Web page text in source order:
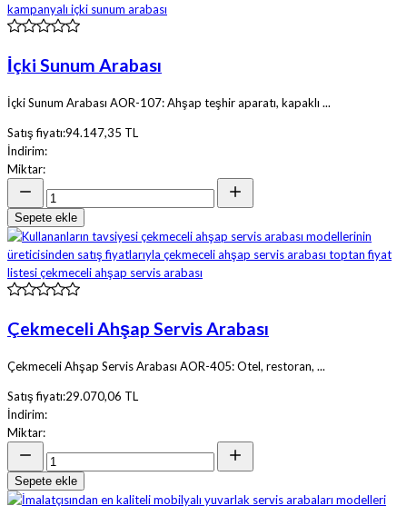
İçki Sunum Arabası
İçki Sunum Arabası AOR-107: Ahşap teşhir aparatı, kapaklı ...
Satış fiyatı:94.147,35 TL
İndirim:
Miktar:
Sepete ekle
Çekmeceli Ahşap Servis Arabası
Çekmeceli Ahşap Servis Arabası AOR-405: Otel, restoran, ...
Satış fiyatı:29.070,06 TL
İndirim:
Miktar:
Sepete ekle